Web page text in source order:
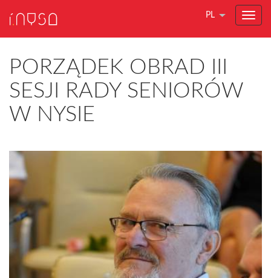
PL
PORZĄDEK OBRAD III
SESJI RADY SENIORÓW
W NYSIE